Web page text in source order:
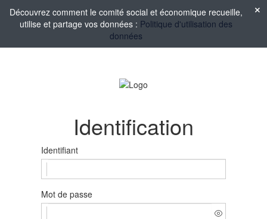
Découvrez comment le comité social et économique recueille,
utilise et partage vos données : Politique d'utilisation des
données
Identification
Identifiant
Mot de passe